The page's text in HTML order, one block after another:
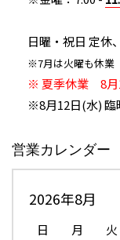
日曜・祝日 定休
※7月は火曜も休業
※ 夏季休業 8月
※8月12日(水) 臨
営業カレンダー
2026年8月
日 月 火